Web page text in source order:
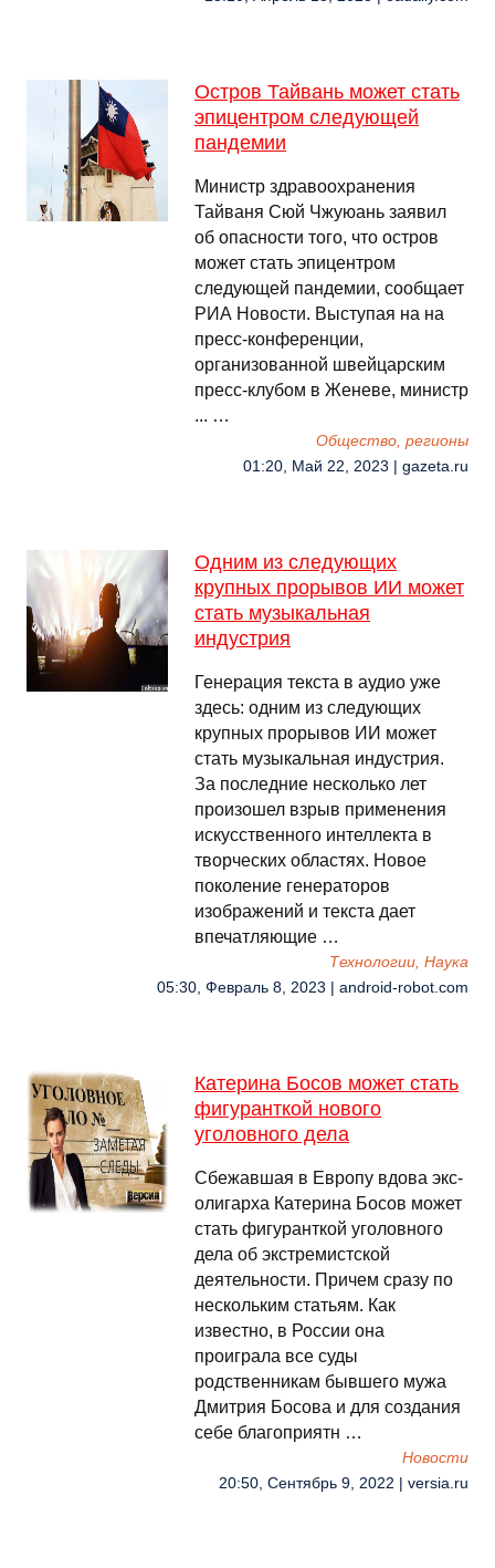
Остров Тайвань может стать
эпицентром следующей
пандемии
Министр здравоохранения
Тайваня Сюй Чжуюань заявил
об опасности того, что остров
может стать эпицентром
следующей пандемии, сообщает
РИА Новости. Выступая на на
пресс-конференции,
организованной швейцарским
пресс-клубом в Женеве, министр
... …
Общество, регионы
01:20, Май 22, 2023 | gazeta.ru
Одним из следующих
крупных прорывов ИИ может
стать музыкальная
индустрия
Генерация текста в аудио уже
здесь: одним из следующих
крупных прорывов ИИ может
стать музыкальная индустрия.
За последние несколько лет
произошел взрыв применения
искусственного интеллекта в
творческих областях. Новое
поколение генераторов
изображений и текста дает
впечатляющие …
Технологии, Наука
05:30, Февраль 8, 2023 | android-robot.com
Катерина Босов может стать
фигуранткой нового
уголовного дела
Сбежавшая в Европу вдова экс-
олигарха Катерина Босов может
стать фигуранткой уголовного
дела об экстремистской
деятельности. Причем сразу по
нескольким статьям. Как
известно, в России она
проиграла все суды
родственникам бывшего мужа
Дмитрия Босова и для создания
себе благоприятн …
Новости
20:50, Сентябрь 9, 2022 | versia.ru